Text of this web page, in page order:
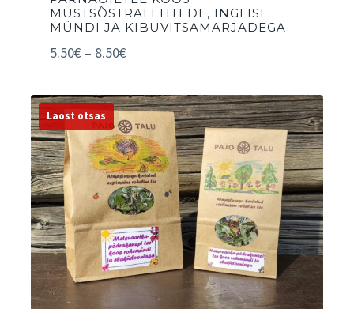
MUSTSÕSTRALEHTEDE, INGLISE
MÜNDI JA KIBUVITSAMARJADEGA
5.50€ – 8.50€